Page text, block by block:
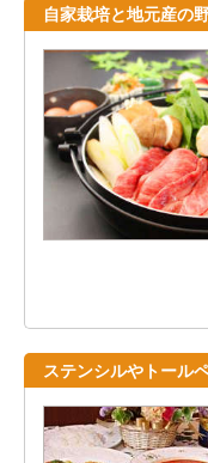
自家栽培と地元産の
ステンシルやトール